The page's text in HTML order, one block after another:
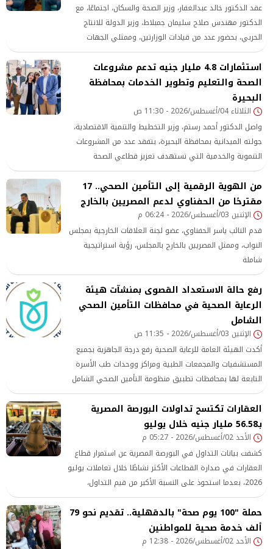
عقد الدكتور خالد عبدالغفار، وزير الصحة والسكان، اجتماعًا، مع
الدكتور مهندس صلاح سليمان جمبلاط، وزير الدولة للانتاج
الحربي، بحضور عدد من قيادات الوزارتين، وممثلي الجهات
المعنية، لمتابعة والوقوف على مستجدات عدد من المشروعات
القومية المشتركة. استثمارات 4.8 مليار جنيه تدعم مشروعات
الصحة والتعليم وتطوير الخدمات بمحافظة
البحيرة
الثلاثاء 04/أغسطس/2026 - 11:30 ص
واصل الدكتور أحمد رستم، وزير التخطيط والتنمية الاقتصادية،
جولته الميدانية بمحافظة البحيرة، بتفقد عدد من المشروعات
التنموية والخدمية التي تستهدف تعزيز قطاعي الصحة
والتعليم
من الهوية الرقمية إلى التأمين الصحي.. 17
مقترحًا من الحفناوي لدعم المصريين بالخارج
الإثنين 03/أغسطس/2026 - 06:24 م
قدم النائب ياسر الحفناوي، عضو لجنة العلاقات الخارجية بمجلس
النواب، وممثل المصريين بالخارج بالمجلس، رؤية استراتيجية
شاملة
رفع حالة الاستعداد القصوى بمنشآت هيئة
الرعاية الصحية في محافظات التأمين الصحي
الشامل
الإثنين 03/أغسطس/2026 - 11:35 ص
أكدت الهيئة العامة للرعاية الصحية رفع درجة الجاهزية بجميع
المستشفيات والمجمعات الطبية ومراكز ووحدات طب الأسرة
التابعة لها بمحافظات تطبيق منظومة التأمين الصحي الشامل
العقارات تكتسح تداولات البورصة المصرية
بـ56.58 مليار جنيه خلال يوليو
الأحد 02/أغسطس/2026 - 05:27 م
كشفت بيانات التداول في البورصة المصرية عن استمرار قطاع
العقارات في صدارة القطاعات الأكثر نشاطًا خلال تعاملات يوليو
2026، بعدما استحوذ على النسبة الأكبر من قيم التداول،
متقدمًا على قطاعات الخدمات المالية غير المصرفية والرعاية
الصحية والأدوية، في مؤشر يعكس قوة حركة التداول على
أسهم الشركات العاملة بهذه الأنشطة.
حملة "100 يوم صحة" بالدقهلية.. تقديم نحو 79
ألف خدمة صحية للمواطنين
الأحد 02/أغسطس/2026 - 12:38 م